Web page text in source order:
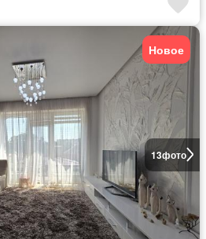
13фото
Новое